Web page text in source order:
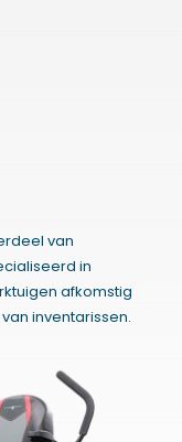
van
in
afkomstig
inventarissen.